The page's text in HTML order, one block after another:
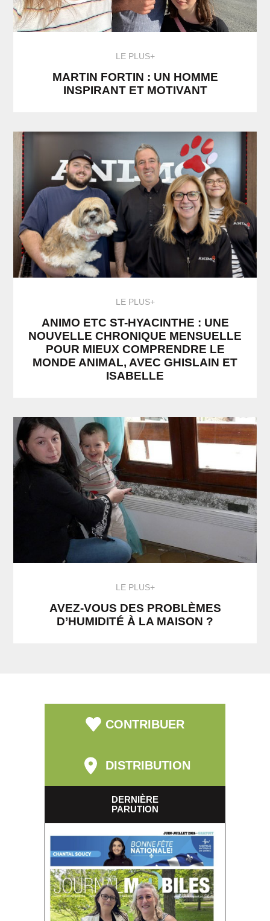
LE PLUS+
MARTIN FORTIN : UN HOMME
INSPIRANT ET MOTIVANT
LE PLUS+
ANIMO ETC ST-HYACINTHE : UNE
NOUVELLE CHRONIQUE MENSUELLE
POUR MIEUX COMPRENDRE LE
MONDE ANIMAL, AVEC GHISLAIN ET
ISABELLE
LE PLUS+
AVEZ-VOUS DES PROBLÈMES
D’HUMIDITÉ À LA MAISON ?
CONTRIBUER
DISTRIBUTION
DERNIÈRE
PARUTION